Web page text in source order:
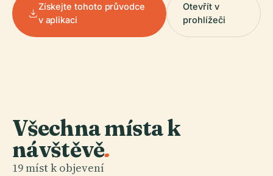
Získejte tohoto průvodce
v aplikaci
Otevřít v
prohlížeči
Všechna místa k
návštěvě.
19 míst k objevení